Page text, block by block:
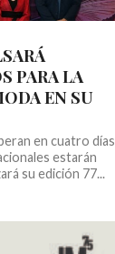
PARA LA
EN SU
en cuatro días
estarán
su edición 77...